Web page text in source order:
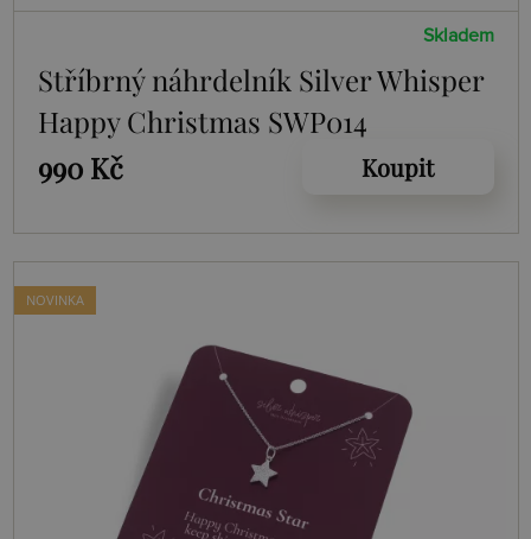
Skladem
Stříbrný náhrdelník Silver Whisper
Happy Christmas SWP014
990 Kč
Koupit
NOVINKA